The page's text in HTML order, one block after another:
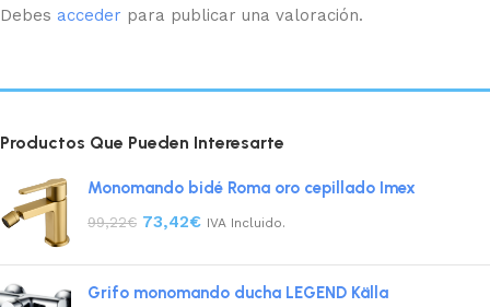
Debes acceder para publicar una valoración.
Productos Que Pueden Interesarte
Monomando bidé Roma oro cepillado Imex
99,22€ 73,42€ IVA Incluido.
Grifo monomando ducha LEGEND Källa